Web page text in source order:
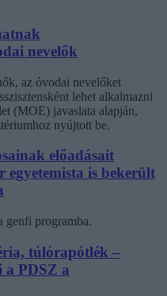
nevelők
az óvodai nevelőket
lehet alkalmazni
(MOE) javaslata alapján,
nyújtott be.
előadásait
is bekerült
genfi programba.
túlórapótlék –
a PDSZ a